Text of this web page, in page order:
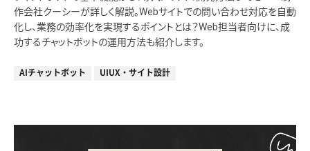
作会社クーシーが詳しく解説。Webサイトでの問い合わせ対応を自動
化し、業務の効率化を実現するポイントとは？Web担当者向けに、成
功するチャットボットの運用方法も紹介します。
AIチャットボット UIUX・サイト設計